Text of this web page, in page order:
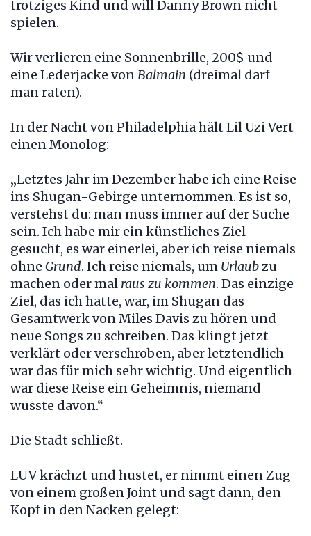
trotziges Kind und will Danny Brown nicht
spielen.
Wir verlieren eine Sonnenbrille, 200$ und
eine Lederjacke vonBalmain (dreimal darf
man raten).
In der Nacht von Philadelphia hält Lil Uzi Vert
einen Monolog:
„Letztes Jahr im Dezember habe ich eine Reise
ins Shugan-Gebirge unternommen. Es ist so,
verstehst du: man muss immer auf der Suche
sein. Ich habe mir ein künstliches Ziel
gesucht, es war einerlei, aber ich reise niemals
ohne Grund. Ich reise niemals, um Urlaubzu
machen oder mal raus zu kommen. Das einzige
Ziel, das ich hatte, war, im Shugan das
Gesamtwerk von Miles Davis zu hören und
neue Songs zu schreiben. Das klingt jetzt
verklärt oder verschroben, aber letztendlich
war das für mich sehr wichtig. Und eigentlich
war diese Reise ein Geheimnis, niemand
wusste davon.“
Die Stadt schließt.
LUV krächzt und hustet, er nimmt einen Zug
von einem großen Joint und sagt dann, den
Kopf in den Nacken gelegt: